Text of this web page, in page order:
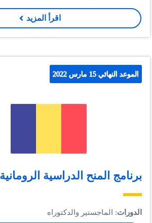
اقرأ المزيد
الموعد النهائي 15 مارس 2022
برنامج المنح الدراسية الرومانية
الدورات: الماجستير والدكتوراه